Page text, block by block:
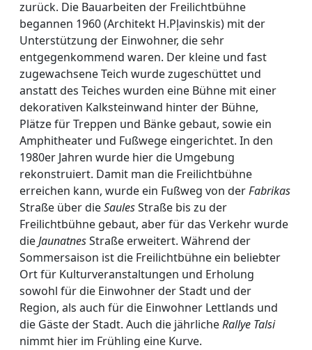
zurück. Die Bauarbeiten der Freilichtbühne
begannen 1960 (Architekt H.Pļavinskis) mit der
Unterstützung der Einwohner, die sehr
entgegenkommend waren. Der kleine und fast
zugewachsene Teich wurde zugeschüttet und
anstatt des Teiches wurden eine Bühne mit einer
dekorativen Kalksteinwand hinter der Bühne,
Plätze für Treppen und Bänke gebaut, sowie ein
Amphitheater und Fußwege eingerichtet. In den
1980er Jahren wurde hier die Umgebung
rekonstruiert. Damit man die Freilichtbühne
erreichen kann, wurde ein Fußweg von derFabrikas
Straße über dieSaulesStraße bis zu der
Freilichtbühne gebaut, aber für das Verkehr wurde
dieJaunatnesStraße erweitert. Während der
Sommersaison ist die Freilichtbühne ein beliebter
Ort für Kulturveranstaltungen und Erholung
sowohl für die Einwohner der Stadt und der
Region, als auch für die Einwohner Lettlands und
die Gäste der Stadt. Auch die jährlicheRallye Talsi
nimmt hier im Frühling eine Kurve.